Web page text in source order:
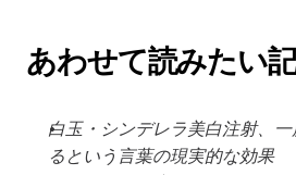
あわせて読みたい
白玉・シンデレラ美白注射、
るという言葉の現実的な効果